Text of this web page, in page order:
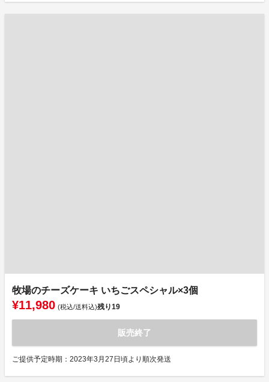
牧場のチーズケーキ いちごスペシャル×3個
¥11,980 (税込/送料込)残り19
販売終了
ご提供予定時期：2023年3月27日頃より順次発送